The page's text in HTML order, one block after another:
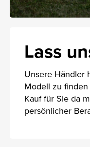
Lass
Unsere Händler
Modell zu
Kauf für Sie da
persönlicher